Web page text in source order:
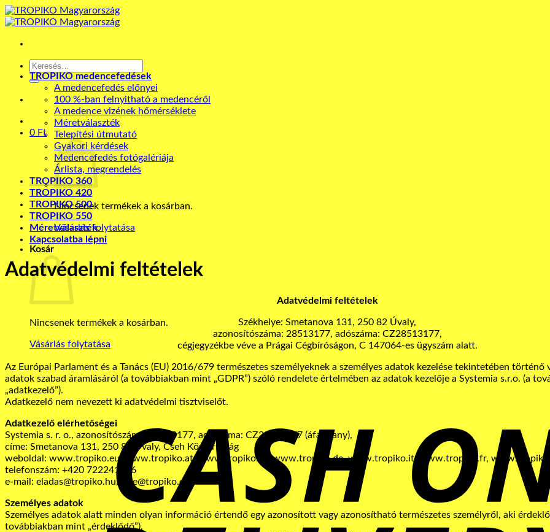
Skip
to
Keresés
a
következőre:
0 Ft
Nincsenek termékek a kosárban.
Vásárlás folytatása
Kosár
Nincsenek termékek a kosárban.
Vásárlás folytatása
TROPIKO medencefedések
A medencefedés előnyei
100 %-ban felnyitható a medencéről
A medence vizének hőmérséklete
Méretválaszték
Telepítési útmutató
Gyakori kérdések
Medencefedés fotógalériája
Árlista, megrendelés
TROPIKO 360
TROPIKO 420
TROPIKO 500
TROPIKO 550
Méretválaszték
Kapcsolatba lépni
Adatvédelmi feltételek
Adatvédelmi feltételek
Székhelye: Smetanova 131, 250 82 Úvaly,
azonosítószáma: 28513177, adószáma: CZ28513177,
cégjegyzékbe véve a Prágai Cégbíróságon, C 147064-es ügyszám alatt.
Az Európai Parlament és a Tanács (EU) 2016/679 természetes személyeknek a személyes adatok kezelése tekintetében történő
adatok szabad áramlásáról (a továbbiakban mint „GDPR”) szóló rendelete értelmében az adatok kezelője a Systemia s.r.o. (a
„adatkezelő”).
Adatkezelő nem nevezett ki adatvédelmi tisztviselőt.
Adatkezelő elérhetőségei
Systemia s. r. o., azonosítószáma: 28513177, adószáma: CZ28513177 (áfa-alany),
címe: Smetanova 131, 250 82 Úvaly, Cseh Köztársaság
weboldal: www.tropiko.eu, www.tropiko.at, www.tropiko.cz, www.tropiko.de, www.tropiko.it, www.tropiko.fr,
telefonszám: +420 722241426
e-mail: eladas@tropiko.hu, sale@tropiko.eu
Személyes adatok
Személyes adatok alatt minden olyan információ értendő egy azonosított vagy azonosítható természetes személyről, aki
továbbiakban mint „érdeklődő”).